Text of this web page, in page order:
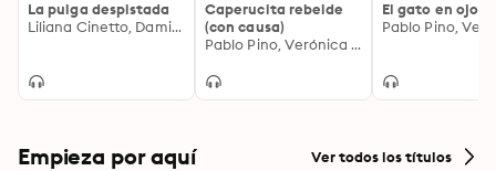
La pulga despistada
Liliana Cinetto, Damián Zain
Caperucita rebelde
(con causa)
Pablo Pino, Verónica Álvarez Rivera
El gato en
Empieza por aquí Ver todos los títulos